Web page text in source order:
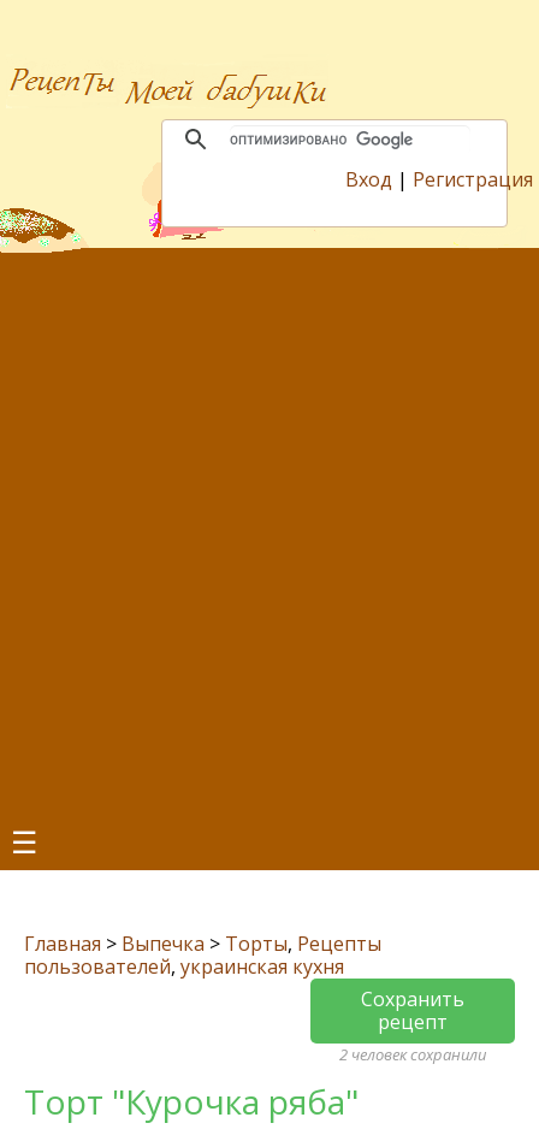
Вход | Регистрация
☰
Главная > Выпечка > Торты, Рецепты
пользователей, украинская кухня
Сохранить
рецепт
2 человек сохранили
Торт "Курочка ряба"